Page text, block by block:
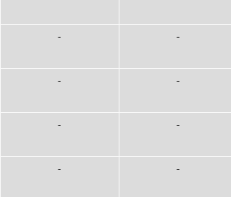
-
-
-
-
-
-
-
-